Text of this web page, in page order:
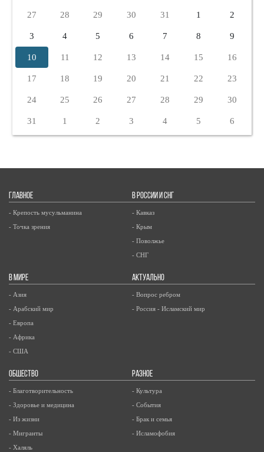
27 28 29 30 31 1 2
3 4 5 6 7 8 9
10 11 12 13 14 15 16
17 18 19 20 21 22 23
24 25 26 27 28 29 30
31 1 2 3 4 5 6
ГЛАВНОЕ
- Крепость мусульманина
- Точка зрения
В РОССИИ И СНГ
- Кавказ
- Крым
- Поволжье
- СНГ
В МИРЕ
- Азия
- Арабский мир
- Европа
- Африка
- США
АКТУАЛЬНО
- Вопрос ребром
- Россия - Исламский мир
ОБЩЕСТВО
- Благотворительность
- Здоровье и медицина
- Из жизни
- Мигранты
- Халяль
РАЗНОЕ
- Культура
- События
- Брак и семья
- Исламофобия